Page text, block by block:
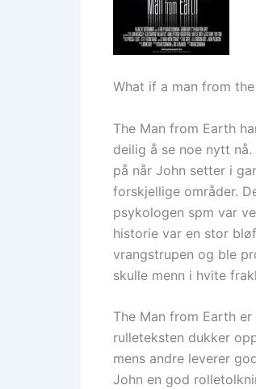
What if a man from
The Man from Earth
deilig å se noe nytt
på når John setter i
forskjellige områder.
psykologen spm var
historie var en stor
vrangstrupen og ble
skulle menn i hvite
The Man from Earth
rulleteksten dukker
mens andre leverer
John en god